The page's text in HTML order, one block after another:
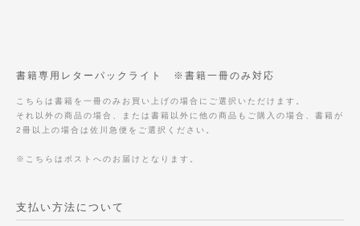
書籍専用レターパックライト ※書籍一冊のみ対応
こちらは書籍を一冊のみお買い上げの場合にご選択いただけます。
それ以外の商品の場合、または書籍以外に他の商品もご購入の場合、書籍が
2冊以上の場合は佐川急便をご選択ください。
※こちらはポストへのお届けとなります。
支払い方法について